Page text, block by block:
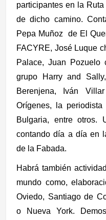
participantes en la
de dicho camino.
Pepa Muñoz de El
FACYRE, José Luque
Palace, Juan
grupo Harry and
Berenjena, Iván
Orígenes, la
Bulgaria, entre otros.
contando día a día en
de la Fabada.
Habrá también
mundo como,
Oviedo, Santiago de
o Nueva York.